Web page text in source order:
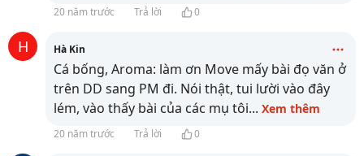
20 năm trước Trả lời 0
H Hà Kin
Cá bống, Aroma: làm ơn Move mấy bài đọ văn ở
trên DD sang PM đi. Nói thật, tui lười vào đây
lém, vào thấy bài của các mụ tôi... Xem thêm
20 năm trước Trả lời 0